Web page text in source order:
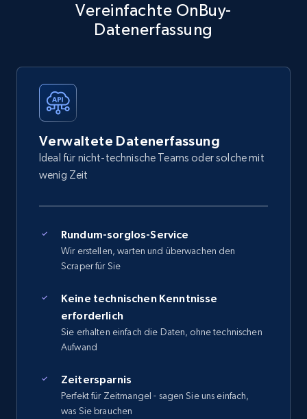
Vereinfachte OnBuy-
Datenerfassung
Verwaltete Datenerfassung
Ideal für nicht-technische Teams oder solche mit
wenig Zeit
Rundum-sorglos-Service
Wir erstellen, warten und überwachen den
Scraper für Sie
Keine technischen Kenntnisse
erforderlich
Sie erhalten einfach die Daten, ohne technischen
Aufwand
Zeitersparnis
Perfekt für Zeitmangel - sagen Sie uns einfach,
was Sie brauchen